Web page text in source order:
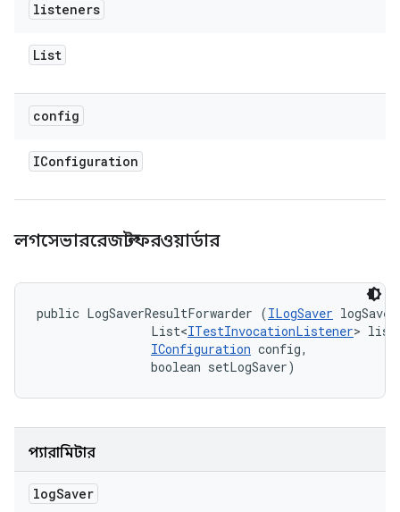
listeners
List
config
IConfiguration
লগসেভাররেজাল্টফরওয়ার্ডার
public LogSaverResultForwarder (ILogSaver
                List<
ITestInvocationListener>
IConfiguration config,
                boolean setLogSaver)
প্যারামিটার
logSaver